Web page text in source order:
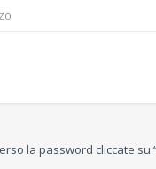
la password cliccate su